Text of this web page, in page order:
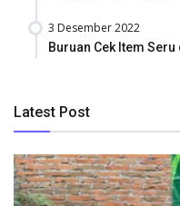
3 Desember 2022
Buruan Cek Item
Latest Post